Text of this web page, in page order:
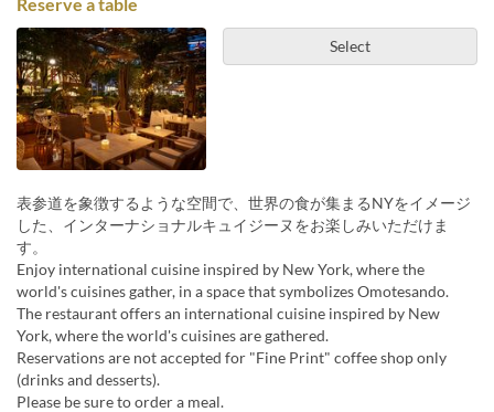
Select
表参道を象徴するような空間で、世界の食が集まるNYをイメージ
した、インターナショナルキュイジーヌをお楽しみいただけま
す。
Enjoy international cuisine inspired by New York, where the
world's cuisines gather, in a space that symbolizes Omotesando.
The restaurant offers an international cuisine inspired by New
York, where the world's cuisines are gathered.
Reservations are not accepted for "Fine Print" coffee shop only
(drinks and desserts).
Please be sure to order a meal.